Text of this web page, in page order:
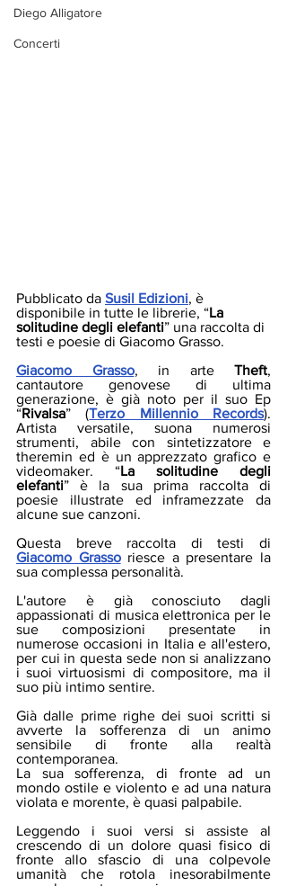
Diego Alligatore
Concerti
Pubblicato da Susil Edizioni, è
disponibile in tutte le librerie, “La
solitudine degli elefanti” una raccolta di
testi e poesie di Giacomo Grasso.
Giacomo Grasso, in arte Theft,
cantautore genovese di ultima
generazione, è già noto per il suo Ep
“Rivalsa” (Terzo Millennio Records).
Artista versatile, suona numerosi
strumenti, abile con sintetizzatore e
theremin ed è un apprezzato grafico e
videomaker. “La solitudine degli
elefanti” è la sua prima raccolta di
poesie illustrate ed inframezzate da
alcune sue canzoni.
Giacomo Grasso riesce a presentare la
sua complessa personalità.
L'autore è già conosciuto dagli
appassionati di musica elettronica per le
sue composizioni presentate in
numerose occasioni in Italia e all'estero,
per cui in questa sede non si analizzano
i suoi virtuosismi di compositore, ma il
suo più intimo sentire.
Già dalle prime righe dei suoi scritti si
avverte la sofferenza di un animo
sensibile di fronte alla realtà
contemporanea.
La sua sofferenza, di fronte ad un
mondo ostile e violento e ad una natura
violata e morente, è quasi palpabile.
Leggendo i suoi versi si assiste al
crescendo di un dolore quasi fisico di
fronte allo sfascio di una colpevole
umanità che rotola inesorabilmente